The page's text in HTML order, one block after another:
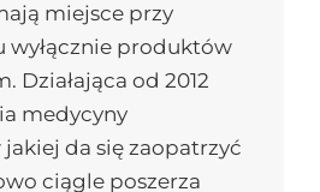
miejsce przy
wyłącznie produktów
Działająca od 2012
medycyny
da się zaopatrzyć
ciągle poszerza